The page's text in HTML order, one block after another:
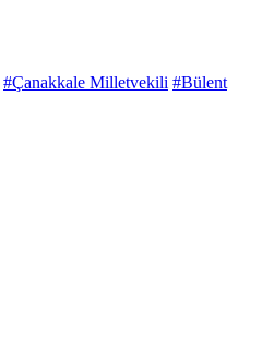
#Çanakkale Milletvekili #Bülent